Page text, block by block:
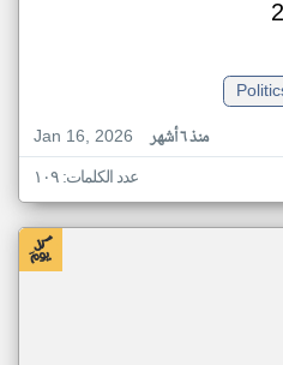
Jan 16, 2026
منذ ٦ أشهر
عدد الكلمات: ١٠٩